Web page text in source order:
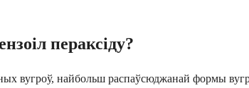
пераксіду?
вугроў, найбольш распаўсюджанай формы